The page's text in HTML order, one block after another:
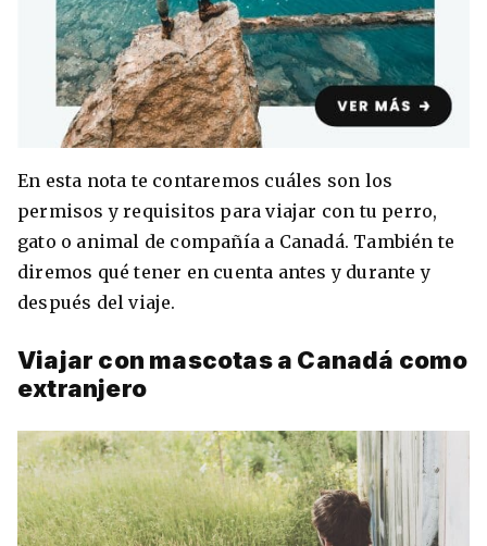
intensivo
Barbie Castoldi 09/11/2021
Estudia Business en Auckland
Estudia Desarrollo Web en Toronto
En esta nota te contaremos cuáles son los
permisos y requisitos para viajar con tu perro,
gato o animal de compañía a Canadá. También te
diremos qué tener en cuenta antes y durante y
después del viaje.
Viajar con mascotas a Canadá como
extranjero